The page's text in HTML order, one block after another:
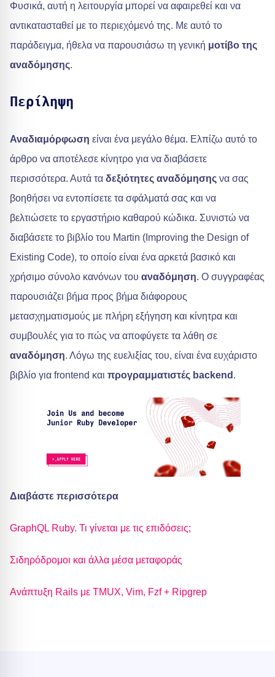
Φυσικά, αυτή η λειτουργία μπορεί να αφαιρεθεί και να
αντικατασταθεί με το περιεχόμενό της. Με αυτό το
παράδειγμα, ήθελα να παρουσιάσω τη γενική μοτίβο της
αναδόμησης.
Περίληψη
Αναδιαμόρφωση είναι ένα μεγάλο θέμα. Ελπίζω αυτό το
άρθρο να αποτέλεσε κίνητρο για να διαβάσετε
περισσότερα. Αυτά τα δεξιότητες αναδόμησης να σας
βοηθήσει να εντοπίσετε τα σφάλματά σας και να
βελτιώσετε το εργαστήριο καθαρού κώδικα. Συνιστώ να
διαβάσετε το βιβλίο του Martin (Improving the Design of
Existing Code), το οποίο είναι ένα αρκετά βασικό και
χρήσιμο σύνολο κανόνων του αναδόμηση. Ο συγγραφέας
παρουσιάζει βήμα προς βήμα διάφορους
μετασχηματισμούς με πλήρη εξήγηση και κίνητρα και
συμβουλές για το πώς να αποφύγετε τα λάθη σε
αναδόμηση. Λόγω της ευελιξίας του, είναι ένα ευχάριστο
βιβλίο για frontend και προγραμματιστές backend .
Διαβάστε περισσότερα
GraphQL Ruby. Τι γίνεται με τις επιδόσεις;
Σιδηρόδρομοι και άλλα μέσα μεταφοράς
Ανάπτυξη Rails με TMUX, Vim, Fzf + Ripgrep